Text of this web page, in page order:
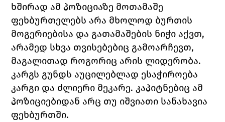
ხშირად ამ პოზიციაზე მოთამაშე
ფეხბურთელებს არა მხოლოდ ბურთის
მოგერიებისა და გათამაშების ნიჭი აქვთ,
არამედ სხვა თვისებებიც გამოარჩევთ,
მაგალითად როგორიც არის ლიდერობა.
კარგს გუნდს აუცილებლად ესაჭიროება
კარგი და ძლიერი მეკარე. კაპიტნებიც ამ
პოზიციებიდან არც თუ იშვიათი სანახავია
ფეხბურთში.